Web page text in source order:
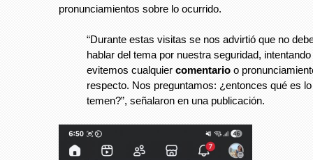
pronunciamientos sobre lo ocurrido.
“Durante estas visitas se nos advirtió que no
hablar del tema por nuestra seguridad, intentando
evitemos cualquier comentario o
respecto. Nos preguntamos: ¿entonces qué es
temen?”, señalaron en una publicación.